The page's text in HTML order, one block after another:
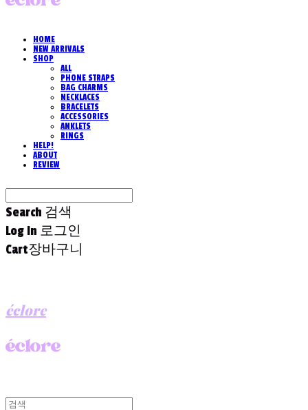
HOME
NEW ARRIVALS
SHOP
ALL
PHONE STRAPS
BAG CHARMS
NECKLACES
BRACELETS
ACCESSORIES
ANKLETS
RINGS
HELP!
ABOUT
REVIEW
Search 검색
Log In 로그인
Cart장바구니
éclore